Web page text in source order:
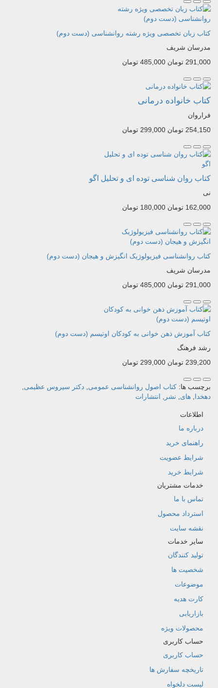
کتاب زبان تخصصی ویژه رشته روانشناسی (دست دوم)
مدرسان شریف
291,000 تومان
485,000 تومان
کتاب خانواده درمانی
فراروان
254,150 تومان
299,000 تومان
کتاب روان شناسی توده ای و تحلیل اگو
نی
162,000 تومان
180,000 تومان
کتاب روانشناسی فیزیولوژیک انگیزش و هیجان (دست دوم)
مدرسان شریف
291,000 تومان
485,000 تومان
کتاب آموزش ذهن خوانی به کودکان اوتیسم (دست دوم)
رشد فرهنگ
239,200 تومان
299,000 تومان
برچسب ها: کتاب اصول روانشناسی عمومی دکتر سیروس عظیمی
دهخدا های نشر انتشارات
اطلاعات
درباره ما
راهنمای خرید
شرایط عضویت
شرایط خرید
خدمات مشتریان
تماس با ما
استرداد محصول
نقشه سایت
سایر خدمات
تولید کنندگان
شخصیت ها
موضوعات
کارت هدیه
بازاریابی
محصولات ویژه
حساب کاربری
حساب کاربری
تاریخچه سفارش ها
لیست دلخواه